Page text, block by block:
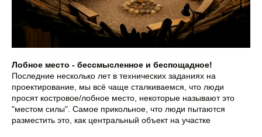
Лобное место - бессмысленное и беспощадное!
Последние несколько лет в технических заданиях на
проектирование, мы всё чаще сталкиваемся, что люди
просят костровое/лобное место, некоторые называют это
"местом силы". Самое прикольное, что люди пытаются
разместить это, как центральный объект на участке